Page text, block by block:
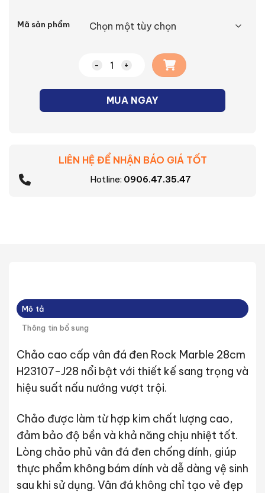
Mã sản phẩm
Chảo chiên vân đá có từ Supor Rock
MUA NGAY
LIÊN HỆ ĐỂ NHẬN BÁO GIÁ TỐT
Hotline: 0906.47.35.47
Mô tả
Thông tin bổ sung
Chảo cao cấp vân đá đen Rock Marble 28cm
H23107-J28 nổi bật với thiết kế sang trọng và
hiệu suất nấu nướng vượt trội.
Chảo được làm từ hợp kim chất lượng cao,
đảm bảo độ bền và khả năng chịu nhiệt tốt.
Lòng chảo phủ vân đá đen chống dính, giúp
thực phẩm không bám dính và dễ dàng vệ sinh
sau khi sử dụng. Vân đá không chỉ tạo vẻ đẹp